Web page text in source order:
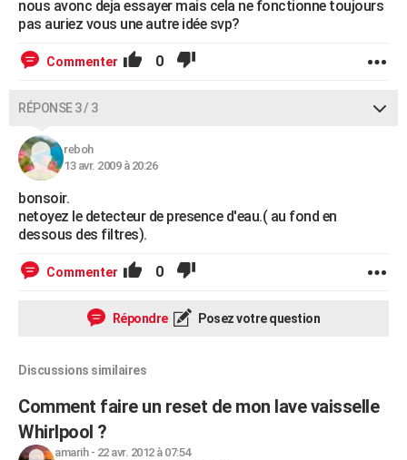
nous avonc deja essayer mais cela ne fonctionne toujours
pas auriez vous une autre idée svp?
Commenter 0
RÉPONSE 3 / 3
reboh
13 avr. 2009 à 20:26
bonsoir.
netoyez le detecteur de presence d'eau.( au fond en
dessous des filtres).
Commenter 0
Répondre Posez votre question
Discussions similaires
Comment faire un reset de mon lave vaisselle
Whirlpool ?
amarih- 22 avr. 2012 à 07:54